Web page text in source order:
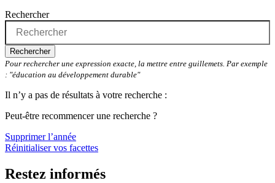
Rechercher
Rechercher
Pour rechercher une expression exacte, la mettre entre guillemets. Par exemple
: "éducation au développement durable"
Il n’y a pas de résultats à votre recherche :
Peut-être recommencer une recherche ?
Supprimer l’année
Réinitialiser vos facettes
Restez informés